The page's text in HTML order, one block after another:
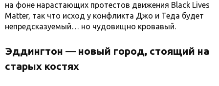
на фоне нарастающих протестов движения Black Lives
Matter, так что исход у конфликта Джо и Теда будет
непредсказуемый… но чудовищно кровавый.
Эддингтон — новый город, стоящий на
старых костях